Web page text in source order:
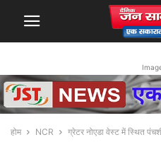
होम NCR ग्रेटर नोएडा वेस्ट में स्थित